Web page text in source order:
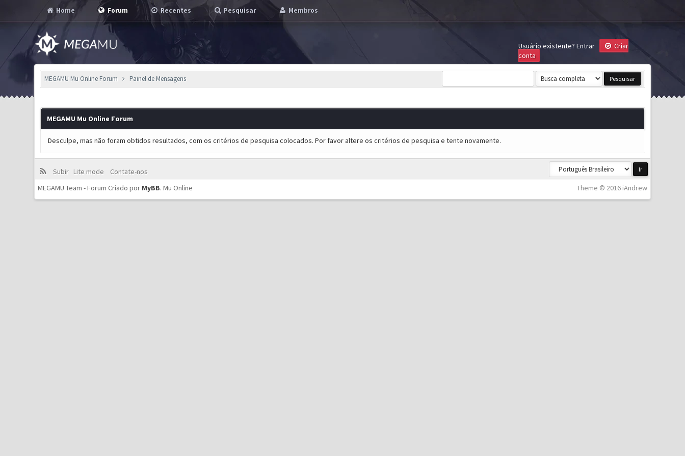
Home Forum Recentes Pesquisar Membros
Usuário existente? Entrar
Criar
conta
MEGAMU Mu Online Forum Painel de Mensagens
MEGAMU Mu Online Forum
Desculpe, mas não foram obtidos resultados, com os critérios de pesquisa colocados. Por favor altere os critérios de pesquisa e tente novamente.
Subir Lite mode
Contate-nos
Theme © 2016 iAndrew
MEGAMU Team - Forum Criado por MyBB.Mu Online